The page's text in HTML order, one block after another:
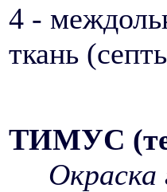
4 -
ткань
ТИМУС
Окраска